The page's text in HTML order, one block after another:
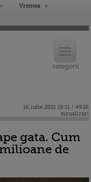
Vremea
16 iulie 2011 19:11 / 4926
vizualizari
gata. Cum
de